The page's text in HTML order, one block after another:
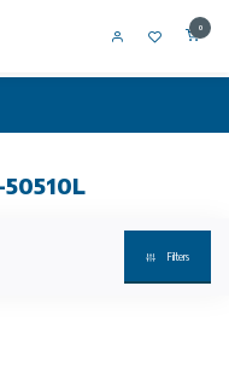
0
Filters